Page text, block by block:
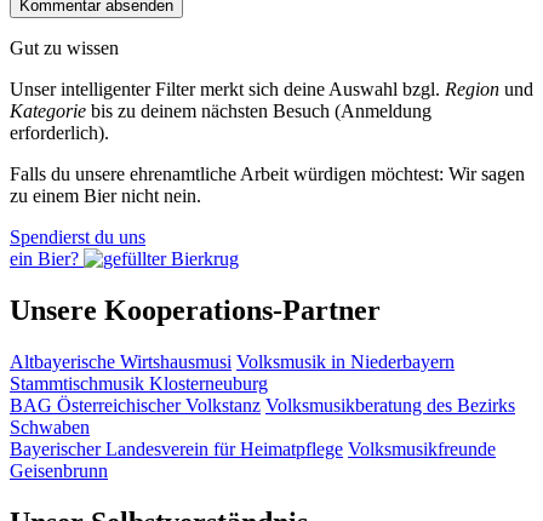
Gut zu wissen
Unser intelligenter Filter merkt sich deine Auswahl bzgl. Region und
Kategorie bis zu deinem nächsten Besuch (Anmeldung
erforderlich).
Falls du unsere ehrenamtliche Arbeit würdigen möchtest: Wir sagen
zu einem Bier nicht nein.
Spendierst du uns
ein Bier?
Unsere Kooperations-Partner
Altbayerische Wirtshausmusi Volksmusik in Niederbayern
Stammtischmusik Klosterneuburg
BAG Österreichischer Volkstanz Volksmusikberatung des Bezirks
Schwaben
Bayerischer Landesverein für Heimatpflege Volksmusikfreunde
Geisenbrunn